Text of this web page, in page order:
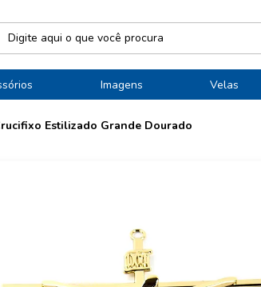
Imagens Velas
Estilizado Grande Dourado